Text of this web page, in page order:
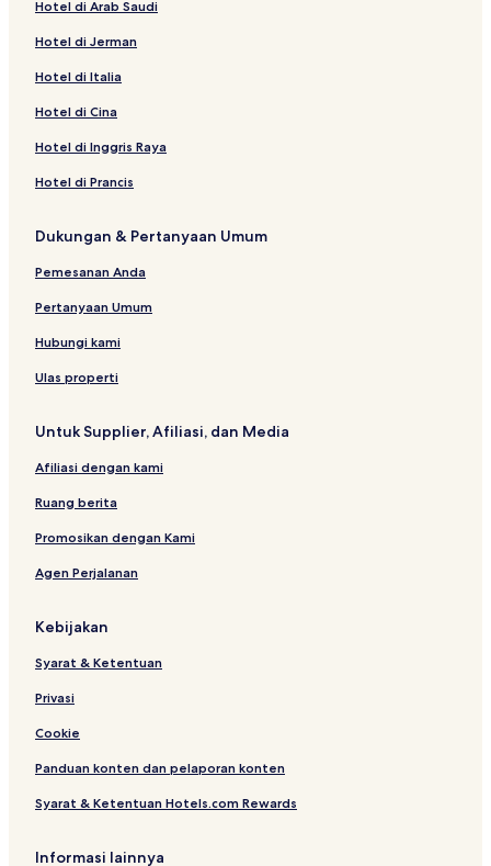
Hotel di Arab Saudi
Hotel di Jerman
Hotel di Italia
Hotel di Cina
Hotel di Inggris Raya
Hotel di Prancis
Dukungan & Pertanyaan Umum
Pemesanan Anda
Pertanyaan Umum
Hubungi kami
Ulas properti
Untuk Supplier, Afiliasi, dan Media
Afiliasi dengan kami
Ruang berita
Promosikan dengan Kami
Agen Perjalanan
Kebijakan
Syarat & Ketentuan
Privasi
Cookie
Panduan konten dan pelaporan konten
Syarat & Ketentuan Hotels.com Rewards
Informasi lainnya